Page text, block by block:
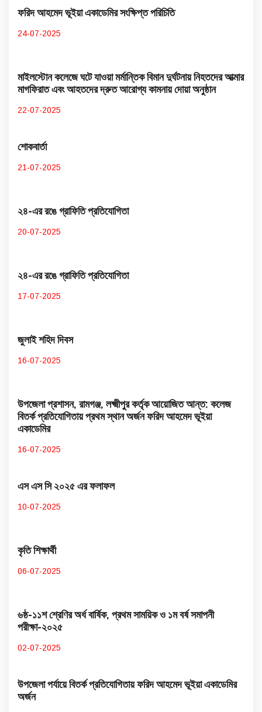
ফরিদ আহমেদ ভূইয়া একাডেমির সংক্ষিপ্ত পরিচিতি
24-07-2025
মাইলস্টোন কলেজে ঘটে যাওয়া মর্মান্তিক বিমান দুর্ঘটনায় নিহতদের আত্মার
মাগফিরাত এবং আহতদের দ্রুত আরোগ্য কামনায় দোয়া অনুষ্ঠান
22-07-2025
শোকবার্তা
21-07-2025
২৪-এর রঙে গ্রাফিতি প্রতিযোগিতা
20-07-2025
২৪-এর রঙে গ্রাফিতি প্রতিযোগিতা
17-07-2025
জুলাই শহিদ দিবস
16-07-2025
উপজেলা প্রশাসন, রামগঞ্জ, লক্ষ্মীপুর কর্তৃক আয়োজিত আন্ত: কলেজ
বিতর্ক প্রতিযোগিতায় প্রথম স্থান অর্জন ফরিদ আহমেদ ভূইয়া
একাডেমির
16-07-2025
এস এস সি ২০২৫ এর ফলাফল
10-07-2025
কৃতি শিক্ষার্থী
06-07-2025
৬ষ্ঠ-১১শ শ্রেণির অর্ধ বার্ষিক, প্রথম সাময়িক ও ১ম বর্ষ সমাপনী
পরীক্ষা-২০২৫
02-07-2025
উপজেলা পর্যায়ে বিতর্ক প্রতিযোগিতায় ফরিদ আহমেদ ভূইয়া একাডেমির
অর্জন